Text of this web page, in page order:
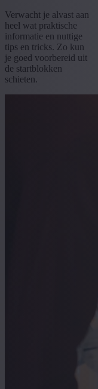
Verwacht je alvast aan
heel wat praktische
informatie en nuttige
tips en tricks. Zo kun
je goed voorbereid uit
de startblokken
schieten.